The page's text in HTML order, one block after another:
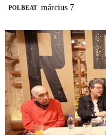
‎POLBEAT március 7.